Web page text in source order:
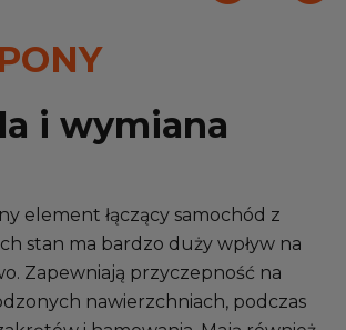
warsztacie
NAS
EUROREPAR
i wymiana
element łączący samochód z
stan ma bardzo duży wpływ na
Zapewniają przyczepność na
nawierzchniach, podczas